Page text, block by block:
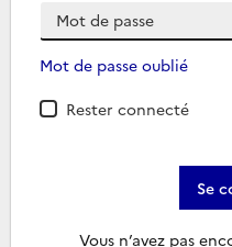
Mot de passe oublié
Rester connecté
Se
Vous n’avez pas